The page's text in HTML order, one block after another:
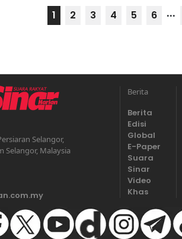
1 2 3 4 5 6 ...
Selangor,
Selangor, Malaysia
Berita
Berita
Edisi
Global
E-Paper
Suara
Sinar
Video
Khas